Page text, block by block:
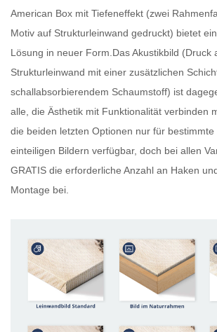
American Box mit Tiefeneffekt (zwei
Motiv auf Strukturleinwand gedruckt) bietet
Lösung in neuer Form.Das Akustikbild (Druck
Strukturleinwand mit einer zusätzlichen
schallabsorbierendem Schaumstoff) ist
alle, die Ästhetik mit Funktionalität verbinden
die beiden letzten Optionen nur für
einteiligen Bildern verfügbar, doch bei allen
GRATIS die erforderliche Anzahl an Haken
Montage bei.